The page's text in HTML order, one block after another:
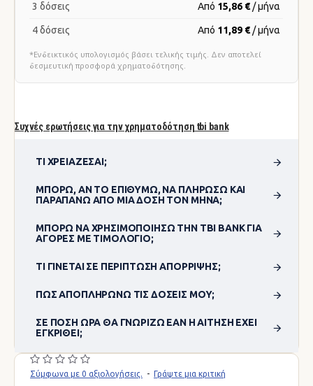
Συχνές ερωτήσεις για την χρηματοδότηση tbi bank
ΤΙ ΧΡΕΙΆΖΕΣΑΙ;
ΜΠΟΡΏ, ΑΝ ΤΟ ΕΠΙΘΥΜΏ, ΝΑ ΠΛΗΡΏΣΩ ΚΑΙ
ΠΑΡΑΠΆΝΩ ΑΠΌ ΜΊΑ ΔΌΣΗ ΤΟΝ ΜΉΝΑ;
ΜΠΟΡΏ ΝΑ ΧΡΗΣΙΜΟΠΟΊΗΣΩ ΤΗΝ TBI BANK ΓΙΑ
ΑΓΟΡΈΣ ΜΕ ΤΙΜΟΛΌΓΙΟ;
ΤΙ ΓΊΝΕΤΑΙ ΣΕ ΠΕΡΊΠΤΩΣΗ ΑΠΌΡΡΙΨΗΣ;
ΠΏΣ ΑΠΟΠΛΗΡΏΝΩ ΤΙΣ ΔΌΣΕΙΣ ΜΟΥ;
ΣΕ ΠΌΣΗ ΏΡΑ ΘΑ ΓΝΩΡΊΖΩ ΕΆΝ Η ΑΊΤΗΣΗ ΈΧΕΙ
ΕΓΚΡΙΘΕΊ;
3 δόσεις Από 15,86 € / μήνα
4 δόσεις Από 11,89 € / μήνα
*Ενδεικτικός υπολογισμός βάσει τελικής τιμής. Δεν αποτελεί
δεσμευτική προσφορά χρηματοδότησης.
Σύμφωνα με 0 αξιολογήσεις. - Γράψτε μια κριτική